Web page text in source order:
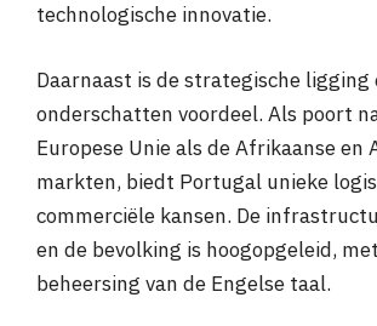
technologische innovatie.
Daarnaast is de strategische ligging
onderschatten voordeel. Als poort
Europese Unie als de Afrikaanse en
markten, biedt Portugal unieke
commerciële kansen. De
en de bevolking is hoogopgeleid,
beheersing van de Engelse taal.